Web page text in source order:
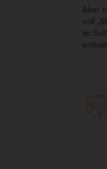
Aber
voll
im